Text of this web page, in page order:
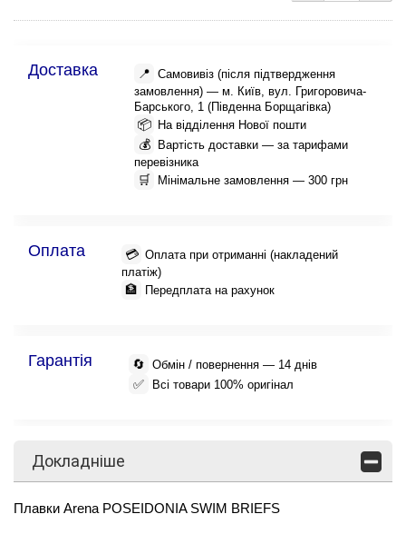
Доставка 📍 Самовивіз (після підтвердження
замовлення) — м. Київ, вул. Григоровича-
Барського, 1 (Південна Борщагівка)
📦 На відділення Нової пошти
💰
Вартість доставки — за тарифами
перевізника
🛒 Мінімальне замовлення — 300 грн
Оплата 💳 Оплата при отриманні (накладений
платіж)
🏦 Передплата на рахунок
Гарантія 🔄 Обмін / повернення — 14 днів
✅ Всі товари 100% оригінал
Докладніше
Плавки Arena POSEIDONIA SWIM BRIEFS